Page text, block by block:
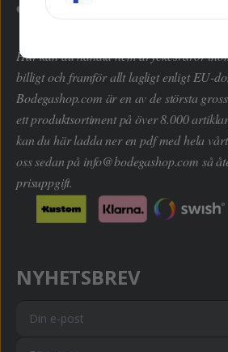
Här kan du handla hem dryckesvaror
billigt och framför allt lagligt enligt EU-
Bodegashop.com är en av de största
ett produktsortiment på över 8.000
kan du här ladda ner en pdf med hela
oss sedan på info@bodegashop.com så
prisuppgift.
NYHETSBREV